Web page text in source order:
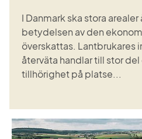
I Danmark ska stora
betydelsen av den
överskattas. Lantbrukares
återväta handlar till stor del
tillhörighet på platse...